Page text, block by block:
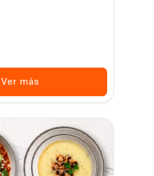
Ver más